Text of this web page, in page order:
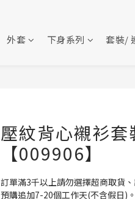
外套 下身系列 套裝/
壓紋背心襯衫套
【009906】
訂單滿3千以上請勿選擇超商取貨
預購追加7-20個工作天(不含假日)。